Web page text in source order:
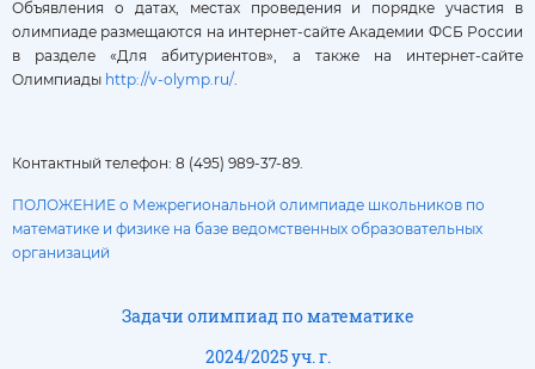
Объявления о датах, местах проведения и порядке участия в
олимпиаде размещаются на интернет-сайте Академии ФСБ России
в разделе «Для абитуриентов», а также на интернет-сайте
Олимпиады http://v-olymp.ru/.
Контактный телефон: 8 (495) 989-37-89.
ПОЛОЖЕНИЕ о Межрегиональной олимпиаде школьников по
математике и физике на базе ведомственных образовательных
организаций
Задачи олимпиад по математике
2024/2025 уч. г.